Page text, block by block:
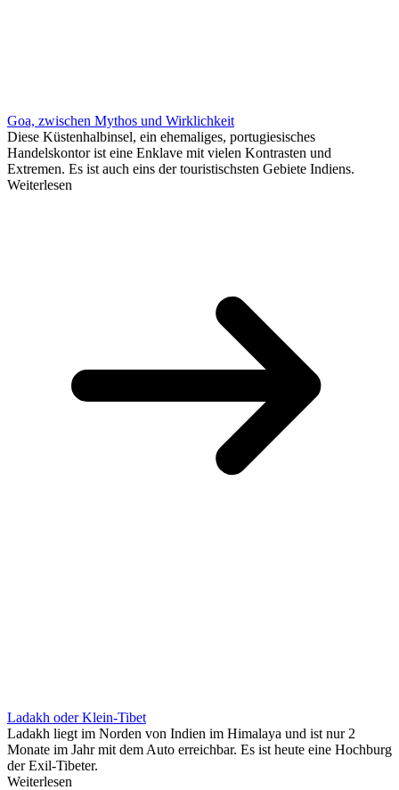
Goa, zwischen Mythos und Wirklichkeit
Diese Küstenhalbinsel, ein ehemaliges, portugiesisches
Handelskontor ist eine Enklave mit vielen Kontrasten und
Extremen. Es ist auch eins der touristischsten Gebiete Indiens.
Weiterlesen
Ladakh oder Klein-Tibet
Ladakh liegt im Norden von Indien im Himalaya und ist nur 2
Monate im Jahr mit dem Auto erreichbar. Es ist heute eine Hochburg
der Exil-Tibeter.
Weiterlesen